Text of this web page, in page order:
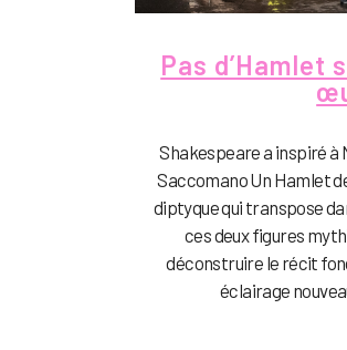
Pas d’Hamlet
Shakespeare a inspiré à
Saccomano Un Hamlet
diptyque qui transpose
ces deux figures
déconstruire le récit
éclairage